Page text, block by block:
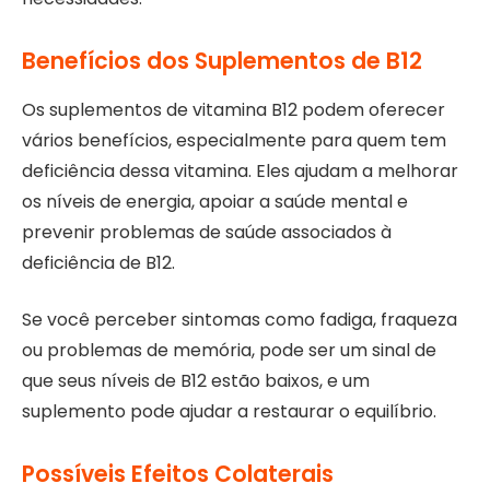
Benefícios dos Suplementos de B12
Os suplementos de vitamina B12 podem oferecer
vários benefícios, especialmente para quem tem
deficiência dessa vitamina. Eles ajudam a melhorar
os níveis de energia, apoiar a saúde mental e
prevenir problemas de saúde associados à
deficiência de B12.
Se você perceber sintomas como fadiga, fraqueza
ou problemas de memória, pode ser um sinal de
que seus níveis de B12 estão baixos, e um
suplemento pode ajudar a restaurar o equilíbrio.
Possíveis Efeitos Colaterais